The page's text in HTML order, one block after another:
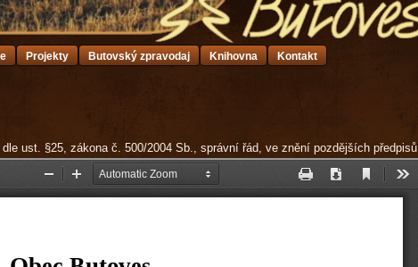
Projekty Butovský zpravodaj Knihovna Kontakt
ust. §25, zákona č. 500/2004 Sb., správní řád, ve znění pozdějších předpisů.